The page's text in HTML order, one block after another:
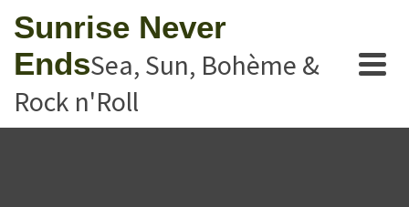
Sunrise Never
EndsSea, Sun, Bohème &
Rock n'Roll